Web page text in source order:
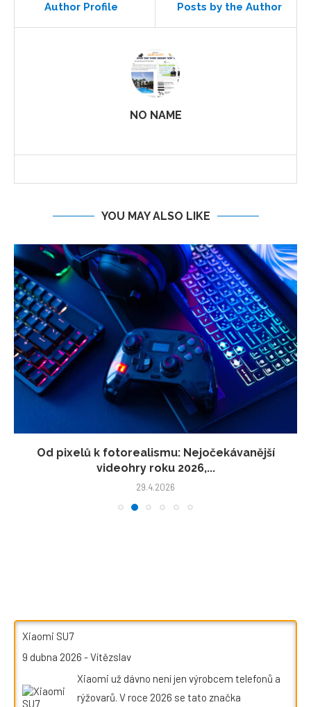
Author Profile Posts by the Author
NO NAME
YOU MAY ALSO LIKE
Od pixelů k fotorealismu: Nejočekávanější
videohry roku 2026,...
29.4.2026
Xiaomi SU7
9 dubna 2026 -Vítězslav
Xiaomi už dávno není jen výrobcem telefonů a
rýžovarů. V roce 2026 se tato značka